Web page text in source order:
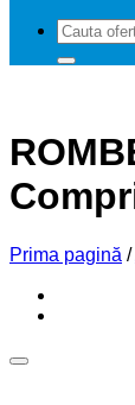
Caută
după:
Prima pagină /